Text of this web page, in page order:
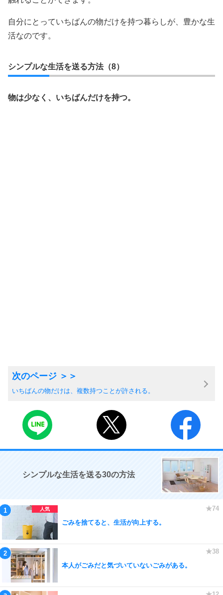
自分にとっていちばんの物だけを持つ暮らしが、豊かな生
活なのです。
シンプルな生活を送る方法（8）
物は少なく、いちばんだけを持つ。
いちばんの物だけは、複数持つことが許される。
シンプルな生活を送る30の方法
ごみを捨てると、生活が向上する。
本人がごみだと気づいていないごみがある。